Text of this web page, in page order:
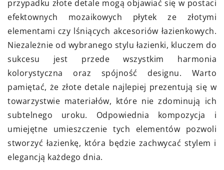
przypadku złote detale mogą objawiać się w postaci
efektownych mozaikowych płytek ze złotymi
elementami czy lśniących akcesoriów łazienkowych.
Niezależnie od wybranego stylu łazienki, kluczem do
sukcesu jest przede wszystkim harmonia
kolorystyczna oraz spójność designu. Warto
pamiętać, że złote detale najlepiej prezentują się w
towarzystwie materiałów, które nie zdominują ich
subtelnego uroku. Odpowiednia kompozycja i
umiejętne umieszczenie tych elementów pozwoli
stworzyć łazienkę, która będzie zachwycać stylem i
elegancją każdego dnia.